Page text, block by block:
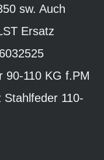
sw. Auch
Ersatz
90-110 KG f.PM
Stahlfeder 110-